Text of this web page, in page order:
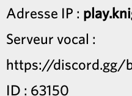
Adresse IP :
Serveur vocal :
https://discord.gg/
ID : 63150